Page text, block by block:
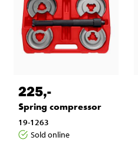
225,-
Spring compressor
19-1263
Sold online